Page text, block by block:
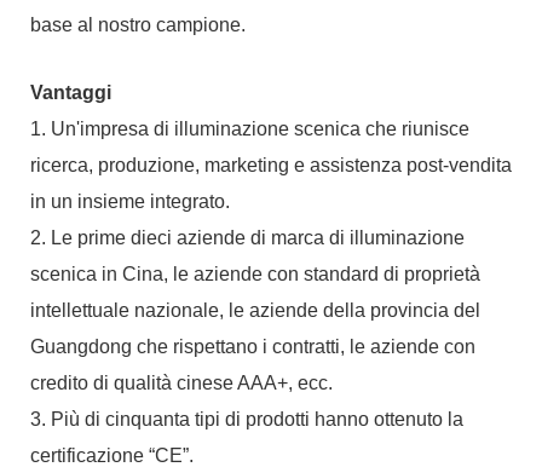
base al nostro campione.
Vantaggi
1. Un'impresa di illuminazione scenica che riunisce
ricerca, produzione, marketing e assistenza post-vendita
in un insieme integrato.
2. Le prime dieci aziende di marca di illuminazione
scenica in Cina, le aziende con standard di proprietà
intellettuale nazionale, le aziende della provincia del
Guangdong che rispettano i contratti, le aziende con
credito di qualità cinese AAA+, ecc.
3. Più di cinquanta tipi di prodotti hanno ottenuto la
certificazione “CE”.